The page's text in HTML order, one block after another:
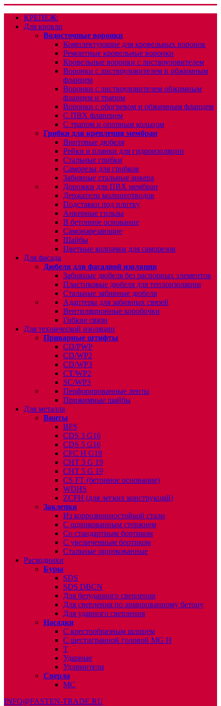
КРЕПЕЖ:
Для кровли
Водосточные воронки
Комплектующие для кровельных воронок
Ремонтные кровельные воронки
Кровельные воронки с листвоуловителем
Воронки с листвоуловителем и обжимным
фланцем
Воронки с листвоуловителем обжимным
фланцем и трапом
Воронки с обогревом и обжимным фланцем
С ПВХ фланецем
С трапом и опорным кольцом
Грибки для крепления мембран
Винтовые дюбеля
Рейки и планки для гидроизоляции
Стальные грибки
Саморезы для грибков
Забивные стальные анкера
Дорожки для ПВХ мембран
Держатели молниеотводов
Подставки под плитку
Анкерные гильзы
В бетонное основание
Самонарезающие
Шайбы
Цветные колпачки для саморезов
Для фасада
Дюбеля для фасадной изоляции
Забивные дюбеля без распорных элементов
Пластиковые дюбеля для теплоизоляции
Стальные забивные дюбеля
Адаптеры для забивных связей
Вентиляционные коробочки
Гибкие связи
Для технической изоляции
Приварные штифты
CD/PWP
CD/WP2
CD/WP3
CT/WP2
SC/WP3
Перфорированные ленты
Прижимные шайбы
Для металла
Винты
BFS
CDS 3 G16
CDS 5 G16
CFC H G19
CHT 3 G 19
CHT 5 G 19
CS FT (бетонное основание)
WDHS
ZCFH (для легких конструкций)
Заклепки
Из коррозионностойкой стали
С оцинкованным стержнем
Со стандартным бортиком
С увеличенным бортиком
Стальные оцинкованные
Расходники
Буры
SDS
SDS DBCN
Для безударного сверления
Для сверления по армированному бетону
Для ударного сверления
Насадки
С крестообразным шлицем
С шестигранной головой MG H
T
Ударные
Удлинители
Сверла
МС
INFO@FASTEN-TRADE.RU